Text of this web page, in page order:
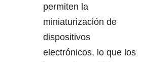
permiten la
miniaturización de
dispositivos
electrónicos, lo que los